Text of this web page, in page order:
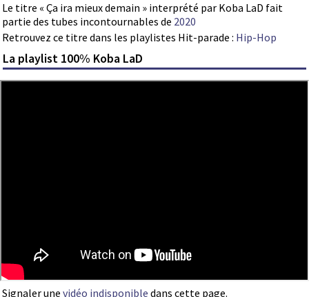
Le titre « Ça ira mieux demain » interprété par Koba LaD fait
partie des tubes incontournables de 2020
Retrouvez ce titre dans les playlistes Hit-parade : Hip-Hop
La playlist 100% Koba LaD
Signaler une vidéo indisponible dans cette page.